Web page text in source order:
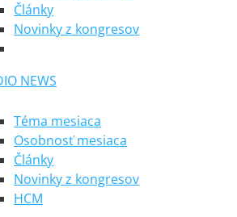
Články
Novinky z kongresov
NEWS
Téma mesiaca
Osobnosť mesiaca
Články
Novinky z kongresov
HCM